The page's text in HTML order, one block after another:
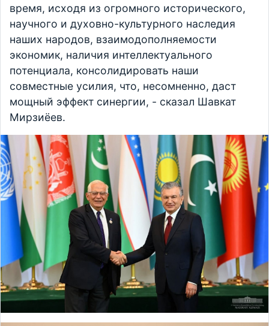
время, исходя из огромного исторического,
научного и духовно-культурного наследия
наших народов, взаимодополняемости
экономик, наличия интеллектуального
потенциала, консолидировать наши
совместные усилия, что, несомненно, даст
мощный эффект синергии, - сказал Шавкат
Мирзиёев.